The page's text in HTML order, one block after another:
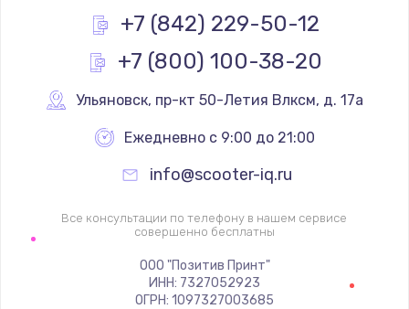
+7 (842) 229-50-12
+7 (800) 100-38-20
Ульяновск, пр-кт 50-Летия Влксм, д. 17а
Ежедневно с 9:00 до 21:00
info@scooter-iq.ru
Все консультации по телефону в нашем сервисе
совершенно бесплатны
ООО "Позитив Принт"
ИНН: 7327052923
ОГРН: 1097327003685